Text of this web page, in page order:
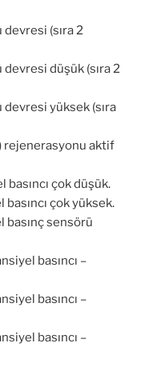
devresi (sıra 2
devresi düşük (sıra 2
devresi yüksek (sıra
rejenerasyonu aktif
çok düşük.
çok yüksek.
sensörü
basıncı –
basıncı –
basıncı –